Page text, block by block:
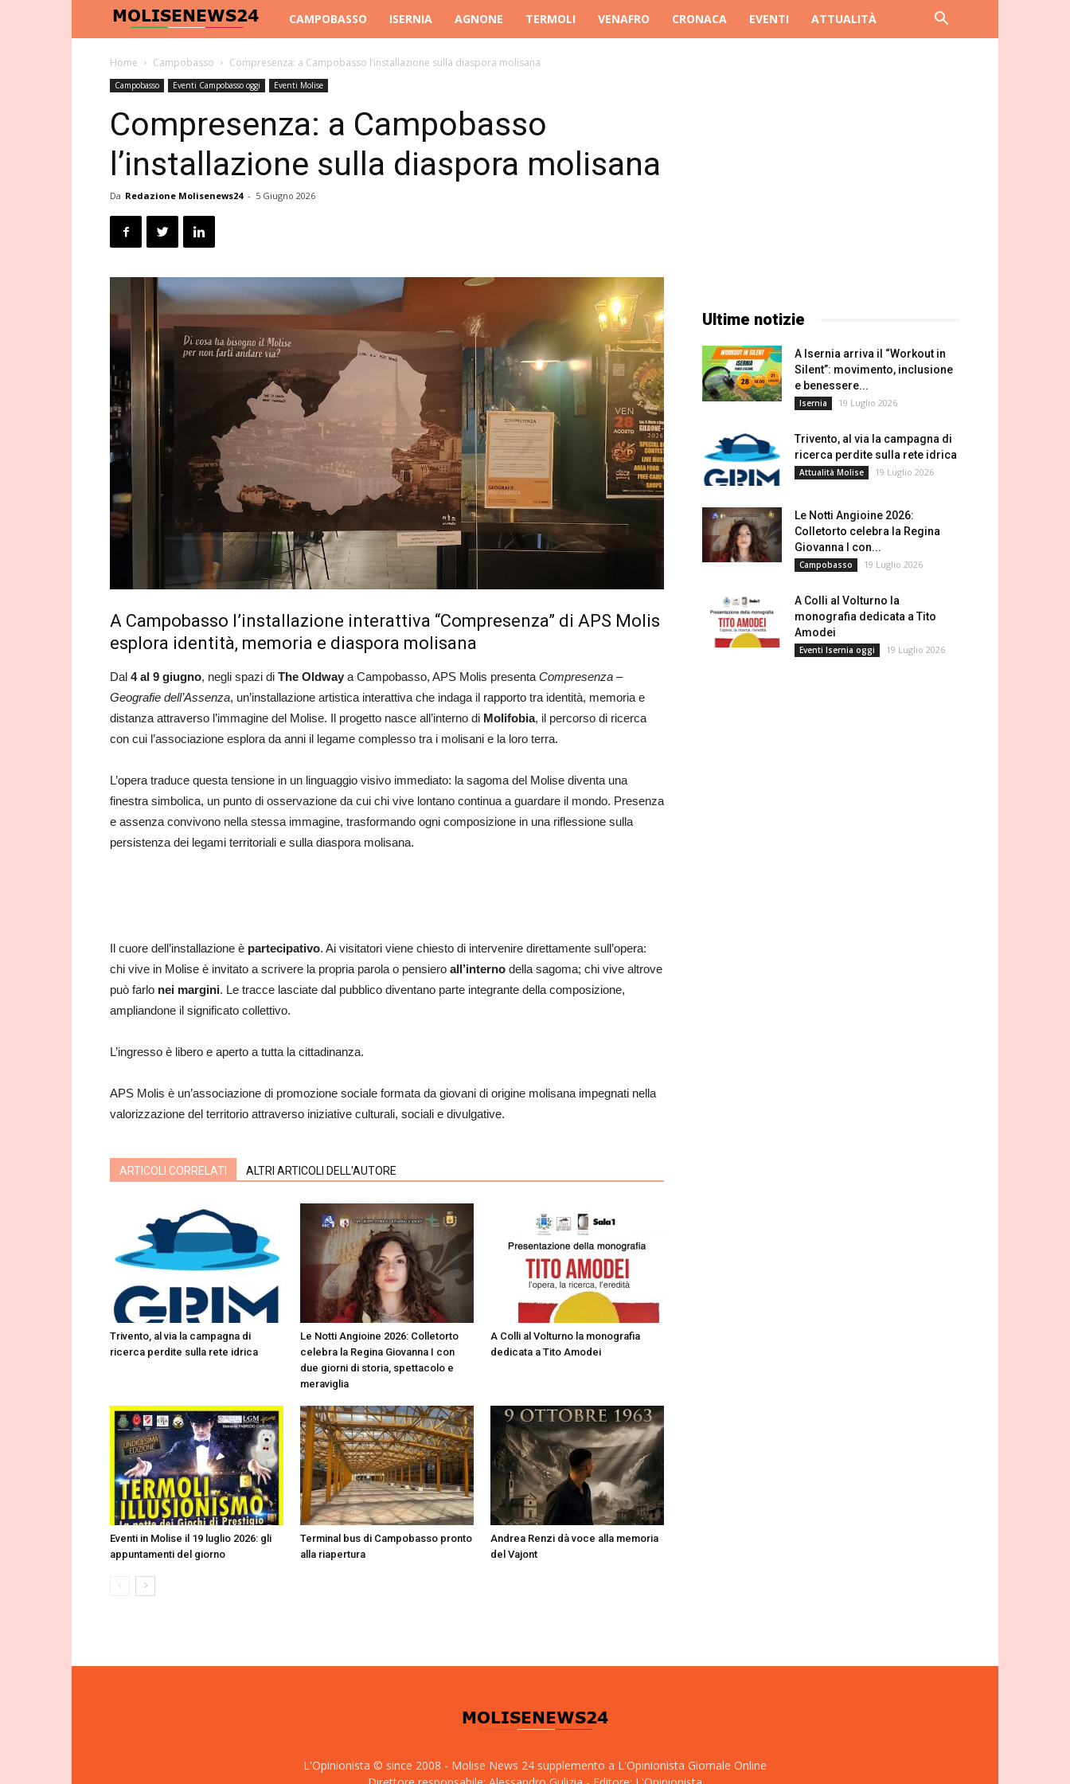
Molise
24
CAMPOBASSO ISERNIA AGNONE TERMOLI VENAFRO CRONACA EVENTI ATTUALITÀ
Home Campobasso Compresenza: a Campobasso l’installazione sulla diaspora molisana
Campobasso Eventi Campobasso oggi Eventi Molise
Compresenza: a Campobasso
l’installazione sulla diaspora molisana
Da Redazione Molisenews24 - 5 Giugno 2026
A Campobasso l’installazione interattiva “Compresenza” di APS Molis
esplora identità, memoria e diaspora molisana
Dal 4 al 9 giugno, negli spazi di The Oldway a Campobasso, APS Molis presenta Compresenza –
Geografie dell’Assenza, un’installazione artistica interattiva che indaga il rapporto tra identità, memoria e
distanza attraverso l’immagine del Molise. Il progetto nasce all’interno di Molifobia, il percorso di ricerca
con cui l’associazione esplora da anni il legame complesso tra i molisani e la loro terra.
L’opera traduce questa tensione in un linguaggio visivo immediato: la sagoma del Molise diventa una
finestra simbolica, un punto di osservazione da cui chi vive lontano continua a guardare il mondo. Presenza
e assenza convivono nella stessa immagine, trasformando ogni composizione in una riflessione sulla
persistenza dei legami territoriali e sulla diaspora molisana.
Il cuore dell’installazione è partecipativo. Ai visitatori viene chiesto di intervenire direttamente sull’opera:
chi vive in Molise è invitato a scrivere la propria parola o pensiero all’interno della sagoma; chi vive altrove
può farlo nei margini. Le tracce lasciate dal pubblico diventano parte integrante della composizione,
ampliandone il significato collettivo.
L’ingresso è libero e aperto a tutta la cittadinanza.
APS Molis è un’associazione di promozione sociale formata da giovani di origine molisana impegnati nella
valorizzazione del territorio attraverso iniziative culturali, sociali e divulgative.
ARTICOLI CORRELATI ALTRI ARTICOLI DELL'AUTORE
Trivento, al via la campagna di
ricerca perdite sulla rete idrica
Le Notti Angioine 2026: Colletorto
celebra la Regina Giovanna I con
due giorni di storia, spettacolo e
meraviglia
A Colli al Volturno la monografia
dedicata a Tito Amodei
Eventi in Molise il 19 luglio 2026: gli
appuntamenti del giorno
Terminal bus di Campobasso pronto
alla riapertura
Andrea Renzi dà voce alla memoria
del Vajont
Ultime notizie
A Isernia arriva il “Workout in
Silent”: movimento, inclusione
e benessere...
Isernia 19 Luglio 2026
Trivento, al via la campagna di
ricerca perdite sulla rete idrica
Attualità Molise 19 Luglio 2026
Le Notti Angioine 2026:
Colletorto celebra la Regina
Giovanna I con...
Campobasso 19 Luglio 2026
A Colli al Volturno la
monografia dedicata a Tito
Amodei
Eventi Isernia oggi 19 Luglio 2026
L'Opinionista © since 2008 - Molise News 24 supplemento a L'Opinionista Giornale Online